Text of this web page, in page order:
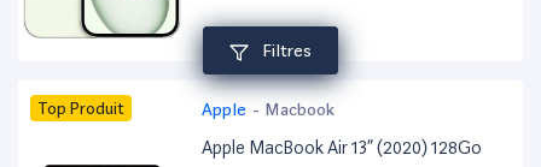
Filtres
Top Produit Apple - Macbook
Apple MacBook Air 13” (2020) 128Go